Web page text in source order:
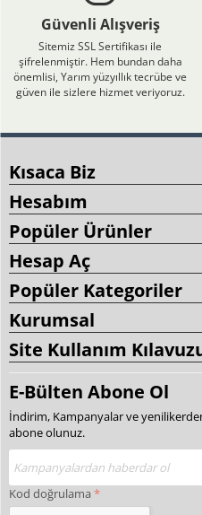
Güvenli Alışveriş
Sitemiz SSL Sertifikası ile
şifrelenmiştir. Hem bundan daha
önemlisi, Yarım yüzyıllık tecrübe ve
güven ile sizlere hizmet veriyoruz.
Kısaca Biz
Hesabım
Popüler Ürünler
Hesap Aç
Popüler Kategoriler
Kurumsal
Site Kullanım
E-Bülten Abone Ol
İndirim, Kampanyalar ve
abone olunuz.
Kod doğrulama